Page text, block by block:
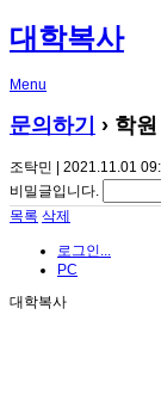
대학복사
Menu
문의하기 › 학
조탁민 | 2021.11.01
비밀글입니다.
목록 삭제
로그인...
PC
대학복사